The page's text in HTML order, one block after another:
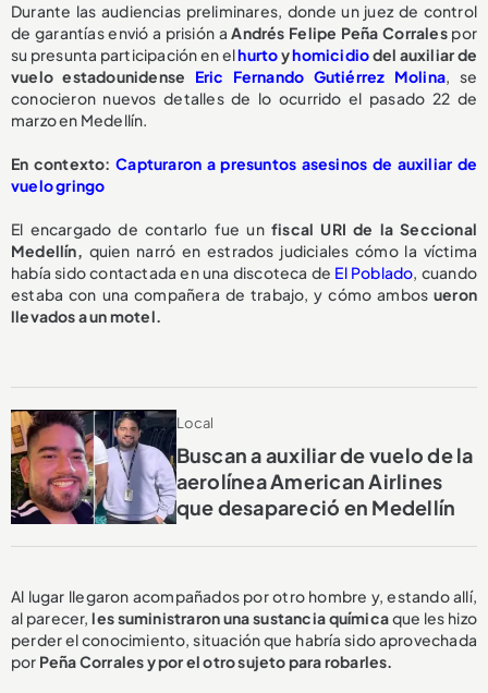
Durante las audiencias preliminares, donde un juez de control
de garantías envió a prisión aAndrés Felipe Peña Corralespor
su presunta participación en elhurtoyhomicidiodel auxiliar de
vuelo estadounidense Eric Fernando Gutiérrez Molina, se
conocieron nuevos detalles de lo ocurrido el pasado 22 de
marzo en Medellín.
En contexto: Capturaron a presuntos asesinos de auxiliar de
vuelo gringo
El encargado de contarlo fue unfiscal URI de la Seccional
Medellín, quien narró en estrados judiciales cómo la víctima
había sido contactada en una discoteca de El Poblado, cuando
estaba con una compañera de trabajo, y cómo ambos ueron
llevados a un motel.
Local
Buscan a auxiliar de vuelo de la
aerolínea American Airlines
que desapareció en Medellín
Al lugar llegaron acompañados por otro hombre y, estando allí,
al parecer,les suministraron una sustancia químicaque les hizo
perder el conocimiento, situación que habría sido aprovechada
por Peña Corrales y por el otro sujeto para robarles.